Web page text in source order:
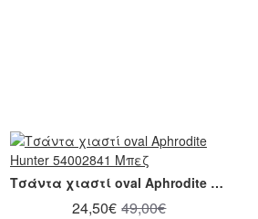
Τσάντα χιαστί oval Aphrodite Hunter 54002841 Μπεζ
24,50€ 49,00€